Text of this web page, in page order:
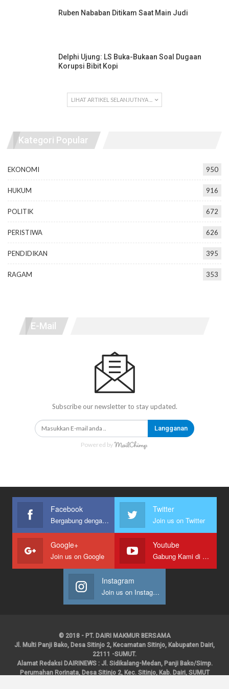
Ruben Nababan Ditikam Saat Main Judi
Delphi Ujung: LS Buka-Bukaan Soal Dugaan
Korupsi Bibit Kopi
LIHAT ARTIKEL SELANJUTNYA ...
Kategori Popular
EKONOMI 950
HUKUM 916
POLITIK 672
PERISTIWA 626
PENDIDIKAN 395
RAGAM 353
E-Mail
Subscribe our newsletter to stay updated.
Langganan
Powered by
Facebook
Bergabung dengan kami
Twitter
Join us on Twitter
Google+
Join us on Google
Youtube
Gabung Kami di Youtube
Instagram
Join us on Instagram
© 2018 - PT. DAIRI MAKMUR BERSAMA
Jl. Multi Panji Bako, Desa Sitinjo 2, Kecamatan Sitinjo, Kabupaten Dairi,
22111 -SUMUT.
Alamat Redaksi DAIRINEWS : Jl. Sidikalang-Medan, Panji Bako/Simp.
Perumahan Rorinata, Desa Sitinjo 2, Kec. Sitinjo, Kab. Dairi, SUMUT